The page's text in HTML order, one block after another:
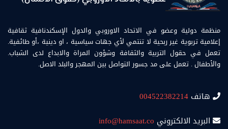
منظمة دولية وعضو في الاتحاد الاوروبي والدول الإسكندنافية ثقافية
إعلامية تربوية غير ربحية لا تنتمي لأي جهات سياسية ، او دينية ،أو طائفية.
تعمل في حقول التربية والثقافة وشؤون المراة والابداع لدى الشباب.
والأطفال . تعمل على مد جسور التواصل بين المهجر والبلد الاصل.
هاتف 004522382214
البريد الالكتروني info@hamsaat.co